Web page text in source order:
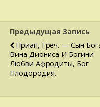
Предыдущая Запись
Приап, Греч. — Сын
Вина Диониса И Богини
Любви Афродиты, Бог
Плодоро­дия.